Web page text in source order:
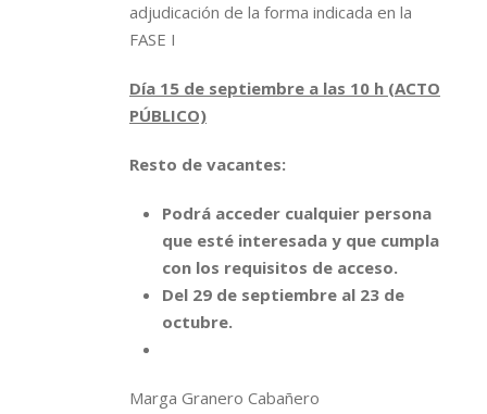
adjudicación de la forma indicada en la
FASE I
Día 15 de septiembre a las 10 h (ACTO
PÚBLICO)
Resto de vacantes:
Podrá acceder cualquier persona
que esté interesada y que cumpla
con los requisitos de acceso.
Del 29 de septiembre al 23 de
octubre.
Marga Granero Cabañero